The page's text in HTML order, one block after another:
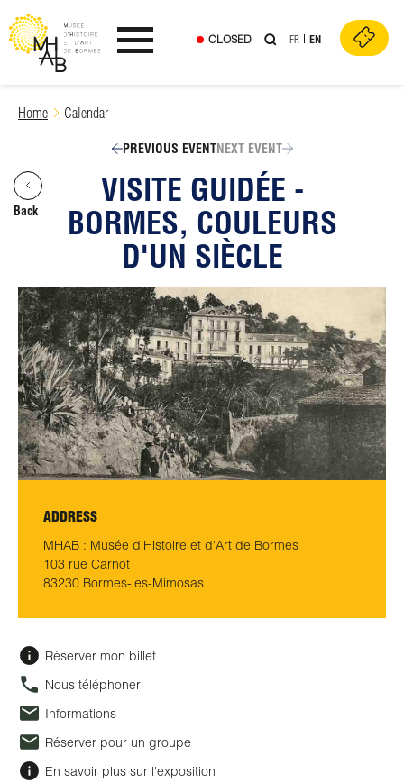
Skip
Ouvrir le menu
CLOSED FR EN
Home Calendar
Back
PREVIOUS EVENTNEXT EVENT
VISITE GUIDÉE -
BORMES, COULEURS
D'UN SIÈCLE
ADDRESS
MHAB : Musée d'Histoire et d'Art de Bormes
103 rue Carnot
83230 Bormes-les-Mimosas
Réserver mon billet
Nous téléphoner
Informations
Réserver pour un groupe
En savoir plus sur l'exposition